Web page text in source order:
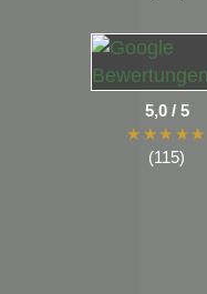
5,0 / 5
★★★★★
(115)